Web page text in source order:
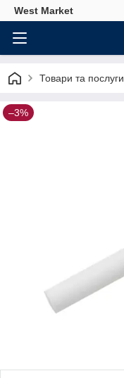
West Market
Товари та послуги
–3%